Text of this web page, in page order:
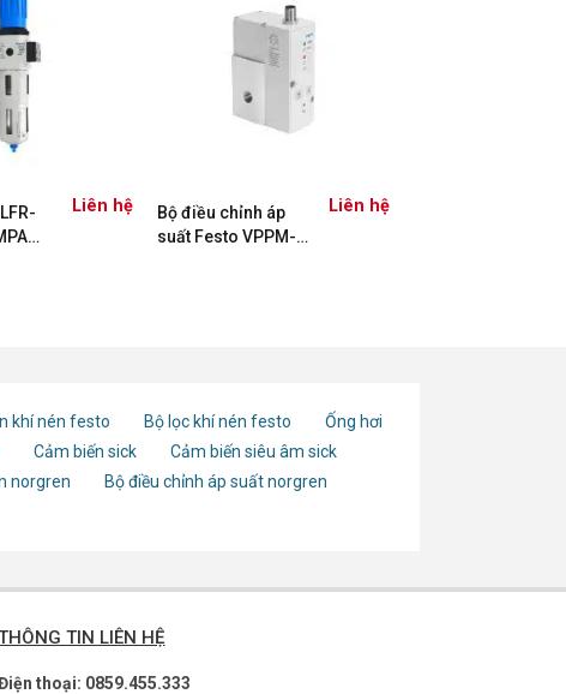
Liên hệ
Bộ điều chỉnh áp
suất Festo VPPM-
Liên hệ
khí nén festo Bộ lọc khí nén festo
Ống hơi
Cảm biến sick
Cảm biến siêu âm sick
norgren
Bộ điều chỉnh áp suất norgren
TIN LIÊN HỆ
thoại: 0859.455.333